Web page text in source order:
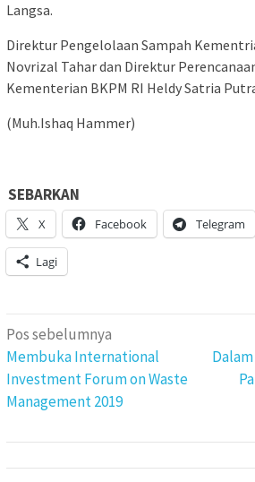
Langsa.
Direktur Pengelolaan Sampah
Novrizal Tahar dan Direktur
Kementerian BKPM RI Heldy Satria
(Muh.Ishaq Hammer)
SEBARKAN
X Facebook Telegram
Lagi
Navigasi
pos
Pos sebelumnya
Membuka International
Investment Forum on Waste
Management 2019